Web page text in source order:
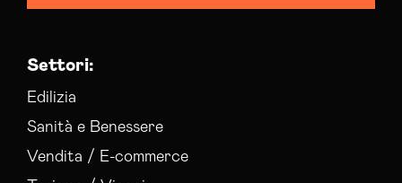
Settori:
Edilizia
Sanità e Benessere
Vendita / E-commerce